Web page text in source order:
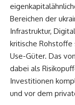
Bereichen der
Infrastruktur,
kritische
Use-Güter. Das
dabei als
Investitionen
und vor dem